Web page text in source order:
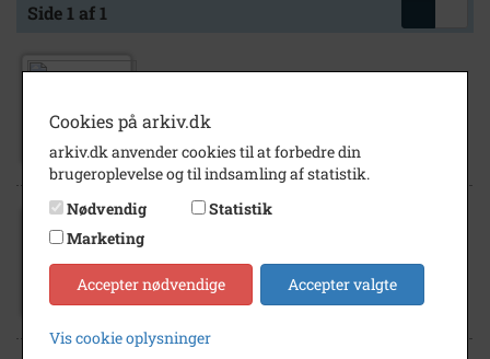
Side 1 af 1
Kastrup Skole. 2. d, 1958/1959.
Kastrup Skole. 1.d - klassebillede
Cookies på arkiv.dk
arkiv.dk anvender cookies til at forbedre din
brugeroplevelse og til indsamling af statistik.
Nødvendig
Statistik
Marketing
Accepter nødvendige Accepter valgte
Vis cookie oplysninger